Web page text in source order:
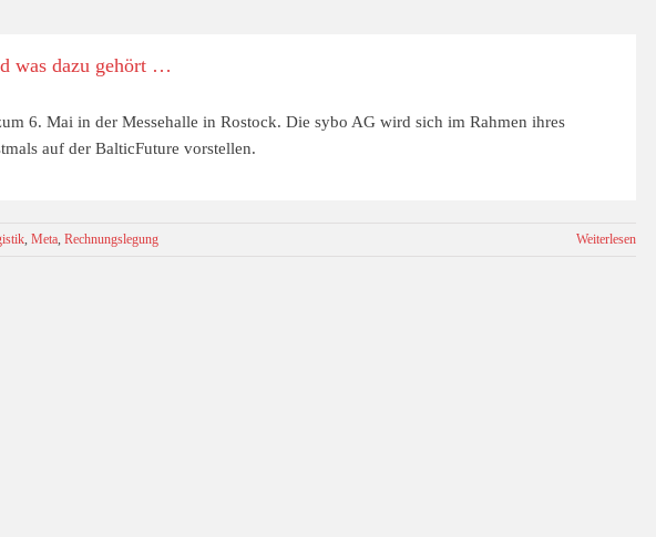
was dazu gehört …
6. Mai in der Messehalle in Rostock. Die sybo AG wird sich im Rahmen ihres
auf der BalticFuture vorstellen.
, Meta, Rechnungslegung Weiterlesen